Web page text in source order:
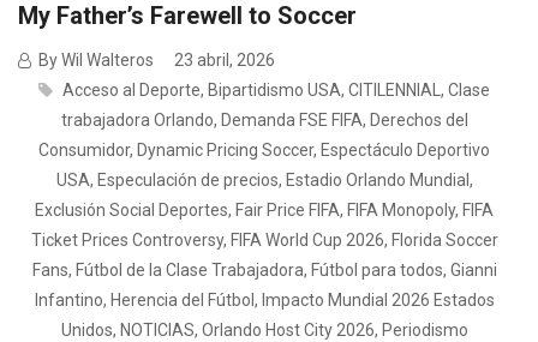
My Father’s Farewell to Soccer
By Wil Walteros
23 abril, 2026
Acceso al Deporte, Bipartidismo USA, CITILENNIAL , Clase
trabajadora Orlando, Demanda FSE FIFA, Derechos del
Consumidor, Dynamic Pricing Soccer, Espectáculo Deportivo
USA, Especulación de precios, Estadio Orlando Mundial ,
Exclusión Social Deportes, Fair Price FIFA, FIFA Monopoly, FIFA
Ticket Prices Controversy, FIFA World Cup 2026, Florida Soccer
Fans, Fútbol de la Clase Trabajadora, Fútbol para todos, Gianni
Infantino, Herencia del Fútbol , Impacto Mundial 2026 Estados
Unidos, NOTICIAS, Orlando Host City 2026, Periodismo